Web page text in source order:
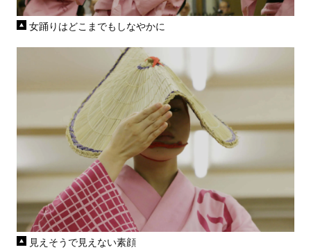
女踊りはどこまでもしなやかに
見えそうで見えない素顔